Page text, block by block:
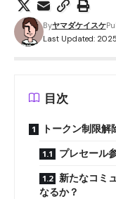
Last Updated:
Byヤマダケイスケ
目次
トークン制限
プレセール
新たなコミ
なるか？